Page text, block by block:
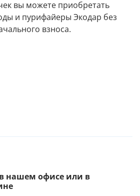
вы можете приобретать
и пурифайеры Экодар без
взноса.
нашем офисе или в